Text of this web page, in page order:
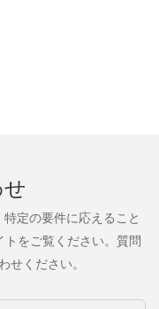
定の要件に応えること
をご覧ください。質問
せください。